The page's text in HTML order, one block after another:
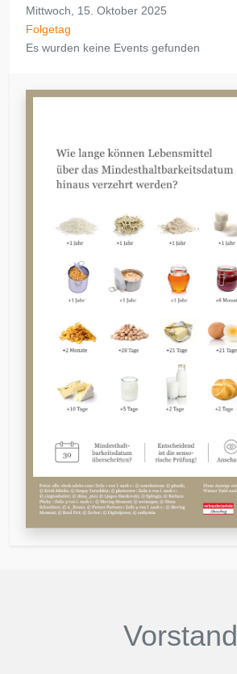
Mittwoch, 15. Oktober 2025
Folgetag
Es wurden keine Events gefunden
Vorstand